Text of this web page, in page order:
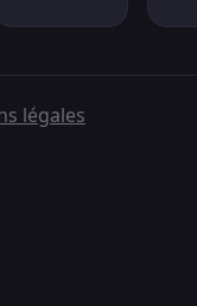
légales